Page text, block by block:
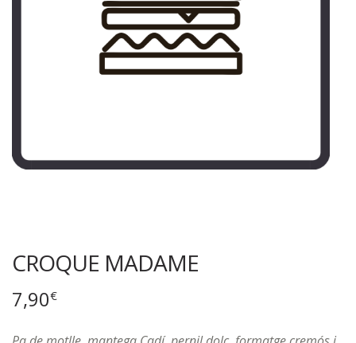
CROQUE MADAME
7,90€